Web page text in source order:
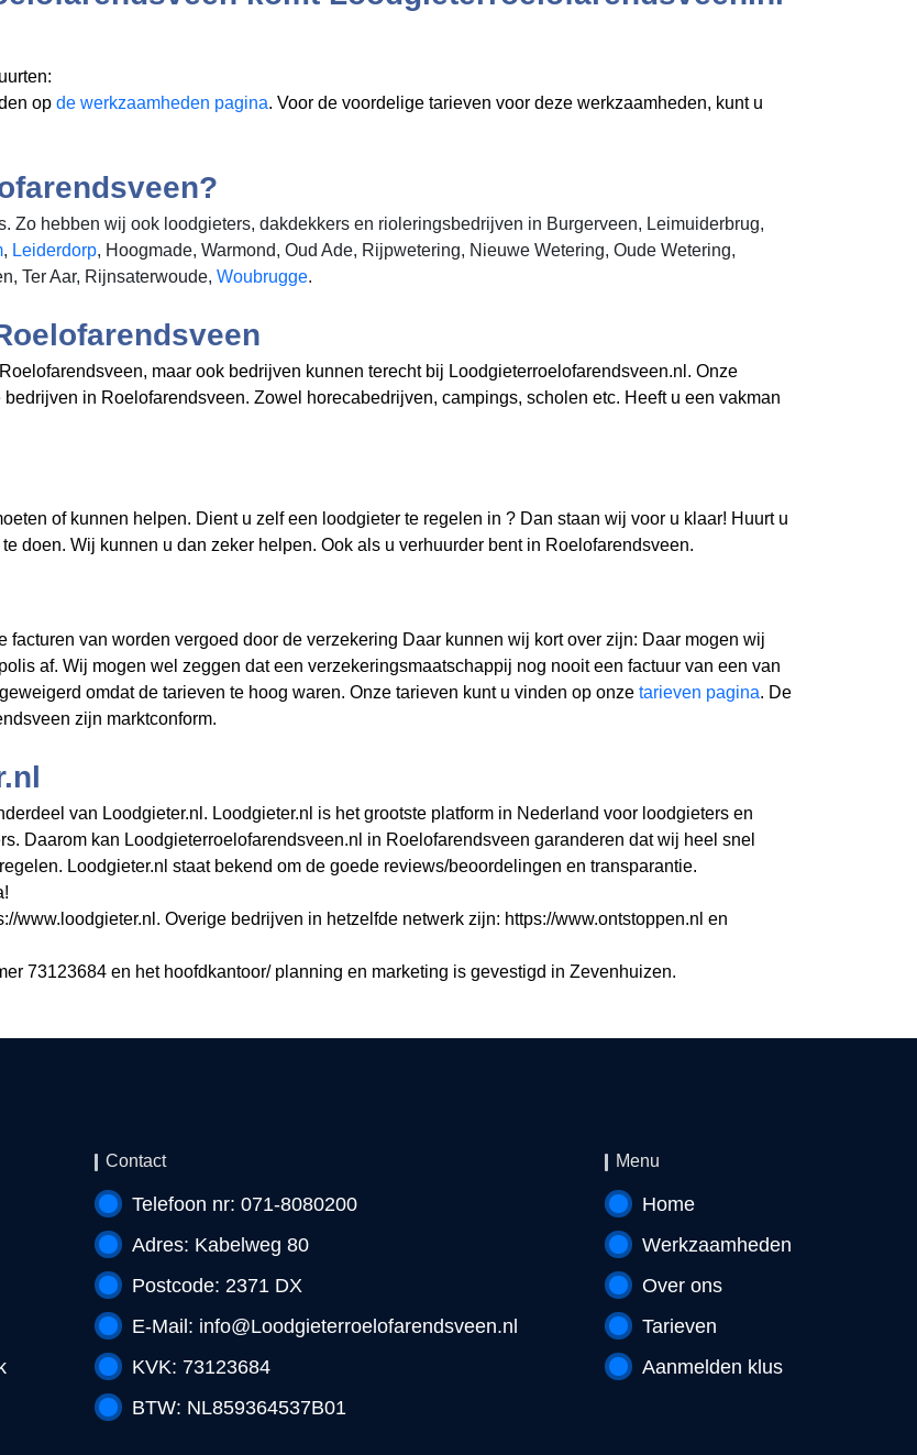
op de werkzaamheden pagina. Voor de voordelige tarieven voor deze werkzaamheden, kunt u
Zo hebben wij ook loodgieters, dakdekkers en rioleringsbedrijven in Burgerveen, Leimuiderbrug,
, Leiderdorp, Hoogmade, Warmond, Oud Ade, Rijpwetering, Nieuwe Wetering, Oude Wetering,
Ter Aar, Rijnsaterwoude, Woubrugge.
maar ook bedrijven kunnen terecht bij Loodgieterroelofarendsveen.nl. Onze
in Roelofarendsveen. Zowel horecabedrijven, campings, scholen etc. Heeft u een vakman
of kunnen helpen. Dient u zelf een loodgieter te regelen in ? Dan staan wij voor u klaar! Huurt u
doen. Wij kunnen u dan zeker helpen. Ook als u verhuurder bent in Roelofarendsveen.
facturen van worden vergoed door de verzekering Daar kunnen wij kort over zijn: Daar mogen wij
af. Wij mogen wel zeggen dat een verzekeringsmaatschappij nog nooit een factuur van een van
omdat de tarieven te hoog waren. Onze tarieven kunt u vinden op onze tarieven pagina. De
zijn marktconform.
van Loodgieter.nl. Loodgieter.nl is het grootste platform in Nederland voor loodgieters en
Daarom kan Loodgieterroelofarendsveen.nl in Roelofarendsveen garanderen dat wij heel snel
Loodgieter.nl staat bekend om de goede reviews/beoordelingen en transparantie.
www.loodgieter.nl. Overige bedrijven in hetzelfde netwerk zijn: https://www.ontstoppen.nl en
73123684 en het hoofdkantoor/ planning en marketing is gevestigd in Zevenhuizen.
Contact
Telefoon nr: 071-8080200
Adres: Kabelweg 80
Postcode: 2371 DX
E-Mail: info@Loodgieterroelofarendsveen.nl
KVK: 73123684
BTW: NL859364537B01
Menu
Home
Werkzaamheden
Over ons
Tarieven
Aanmelden klus